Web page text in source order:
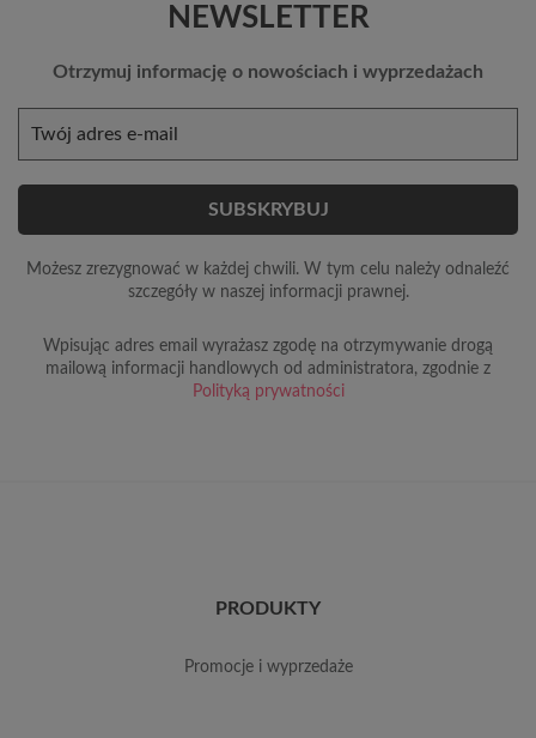
NEWSLETTER
Otrzymuj informację o nowościach i wyprzedażach
Możesz zrezygnować w każdej chwili. W tym celu należy odnaleźć
szczegóły w naszej informacji prawnej.
Wpisując adres email wyrażasz zgodę na otrzymywanie drogą
mailową informacji handlowych od administratora, zgodnie z
Polityką prywatności
PRODUKTY
promocje i wyprzedaże